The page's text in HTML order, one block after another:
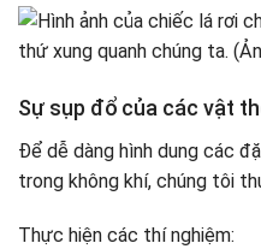
Sự sụp đổ của các vật
Để dễ dàng hình dung các
trong không khí, chúng tôi
Thực hiện các thí nghiệm: